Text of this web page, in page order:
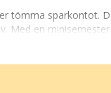
tömma sparkontot.
Med en
i